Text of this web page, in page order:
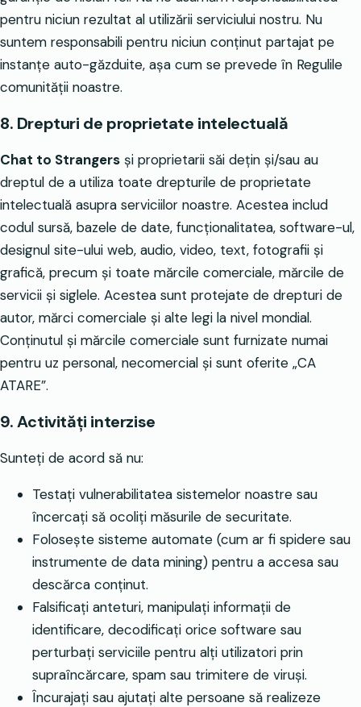
pentru niciun rezultat al utilizării serviciului nostru. Nu
suntem responsabili pentru niciun conținut partajat pe
instanțe auto-găzduite, așa cum se prevede în Regulile
comunității noastre.
8. Drepturi de proprietate intelectuală
Chat to Strangers și proprietarii săi dețin și/sau au
dreptul de a utiliza toate drepturile de proprietate
intelectuală asupra serviciilor noastre. Acestea includ
codul sursă, bazele de date, funcționalitatea, software-ul,
designul site-ului web, audio, video, text, fotografii și
grafică, precum și toate mărcile comerciale, mărcile de
servicii și siglele. Acestea sunt protejate de drepturi de
autor, mărci comerciale și alte legi la nivel mondial.
Conținutul și mărcile comerciale sunt furnizate numai
pentru uz personal, necomercial și sunt oferite „CA
ATARE”.
9. Activități interzise
Sunteți de acord să nu:
Testați vulnerabilitatea sistemelor noastre sau
încercați să ocoliți măsurile de securitate.
Folosește sisteme automate (cum ar fi spidere sau
instrumente de data mining) pentru a accesa sau
descărca conținut.
Falsificați anteturi, manipulați informații de
identificare, decodificați orice software sau
perturbați serviciile pentru alți utilizatori prin
supraîncărcare, spam sau trimitere de viruși.
Încurajați sau ajutați alte persoane să realizeze